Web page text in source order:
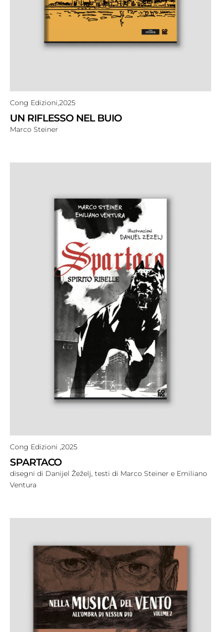
Cong Edizioni,2025
UN RIFLESSO NEL BUIO
Marco Steiner
Cong Edizioni ,2025
SPARTACO
disegni di Danijel Žeželj, testi di Marco Steiner e Emiliano
Ventura